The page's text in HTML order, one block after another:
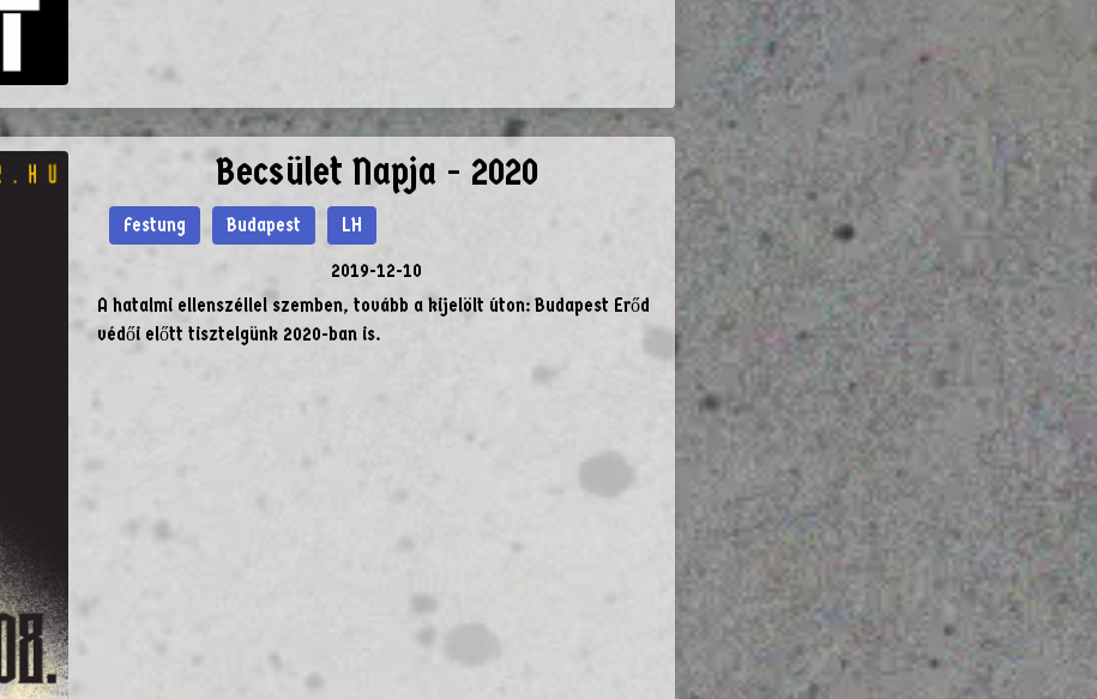
Becsület Napja - 2020
Festung Budapest
LH
2019-12-10
A hatalmi ellenszéllel szemben, tovább a kijelölt úton: Budapest Erőd
védői előtt tisztelgünk 2020-ban is.